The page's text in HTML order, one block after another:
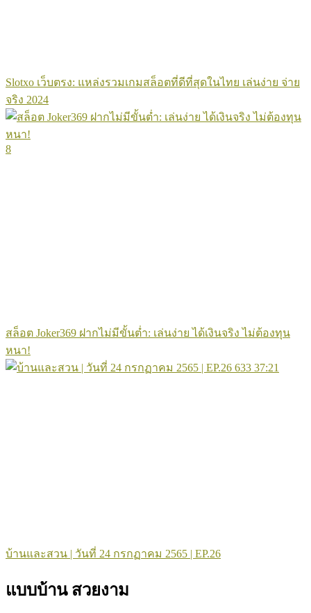
Slotxo เว็บตรง: แหล่งรวมเกมสล็อตที่ดีที่สุดในไทย เล่นง่าย จ่าย
จริง 2024
8
สล็อต Joker369 ฝากไม่มีขั้นต่ำ: เล่นง่าย ได้เงินจริง ไม่ต้องทุน
หนา!
633 37:21
บ้านและสวน | วันที่ 24 กรกฏาคม 2565 | EP.26
แบบบ้าน สวยงาม